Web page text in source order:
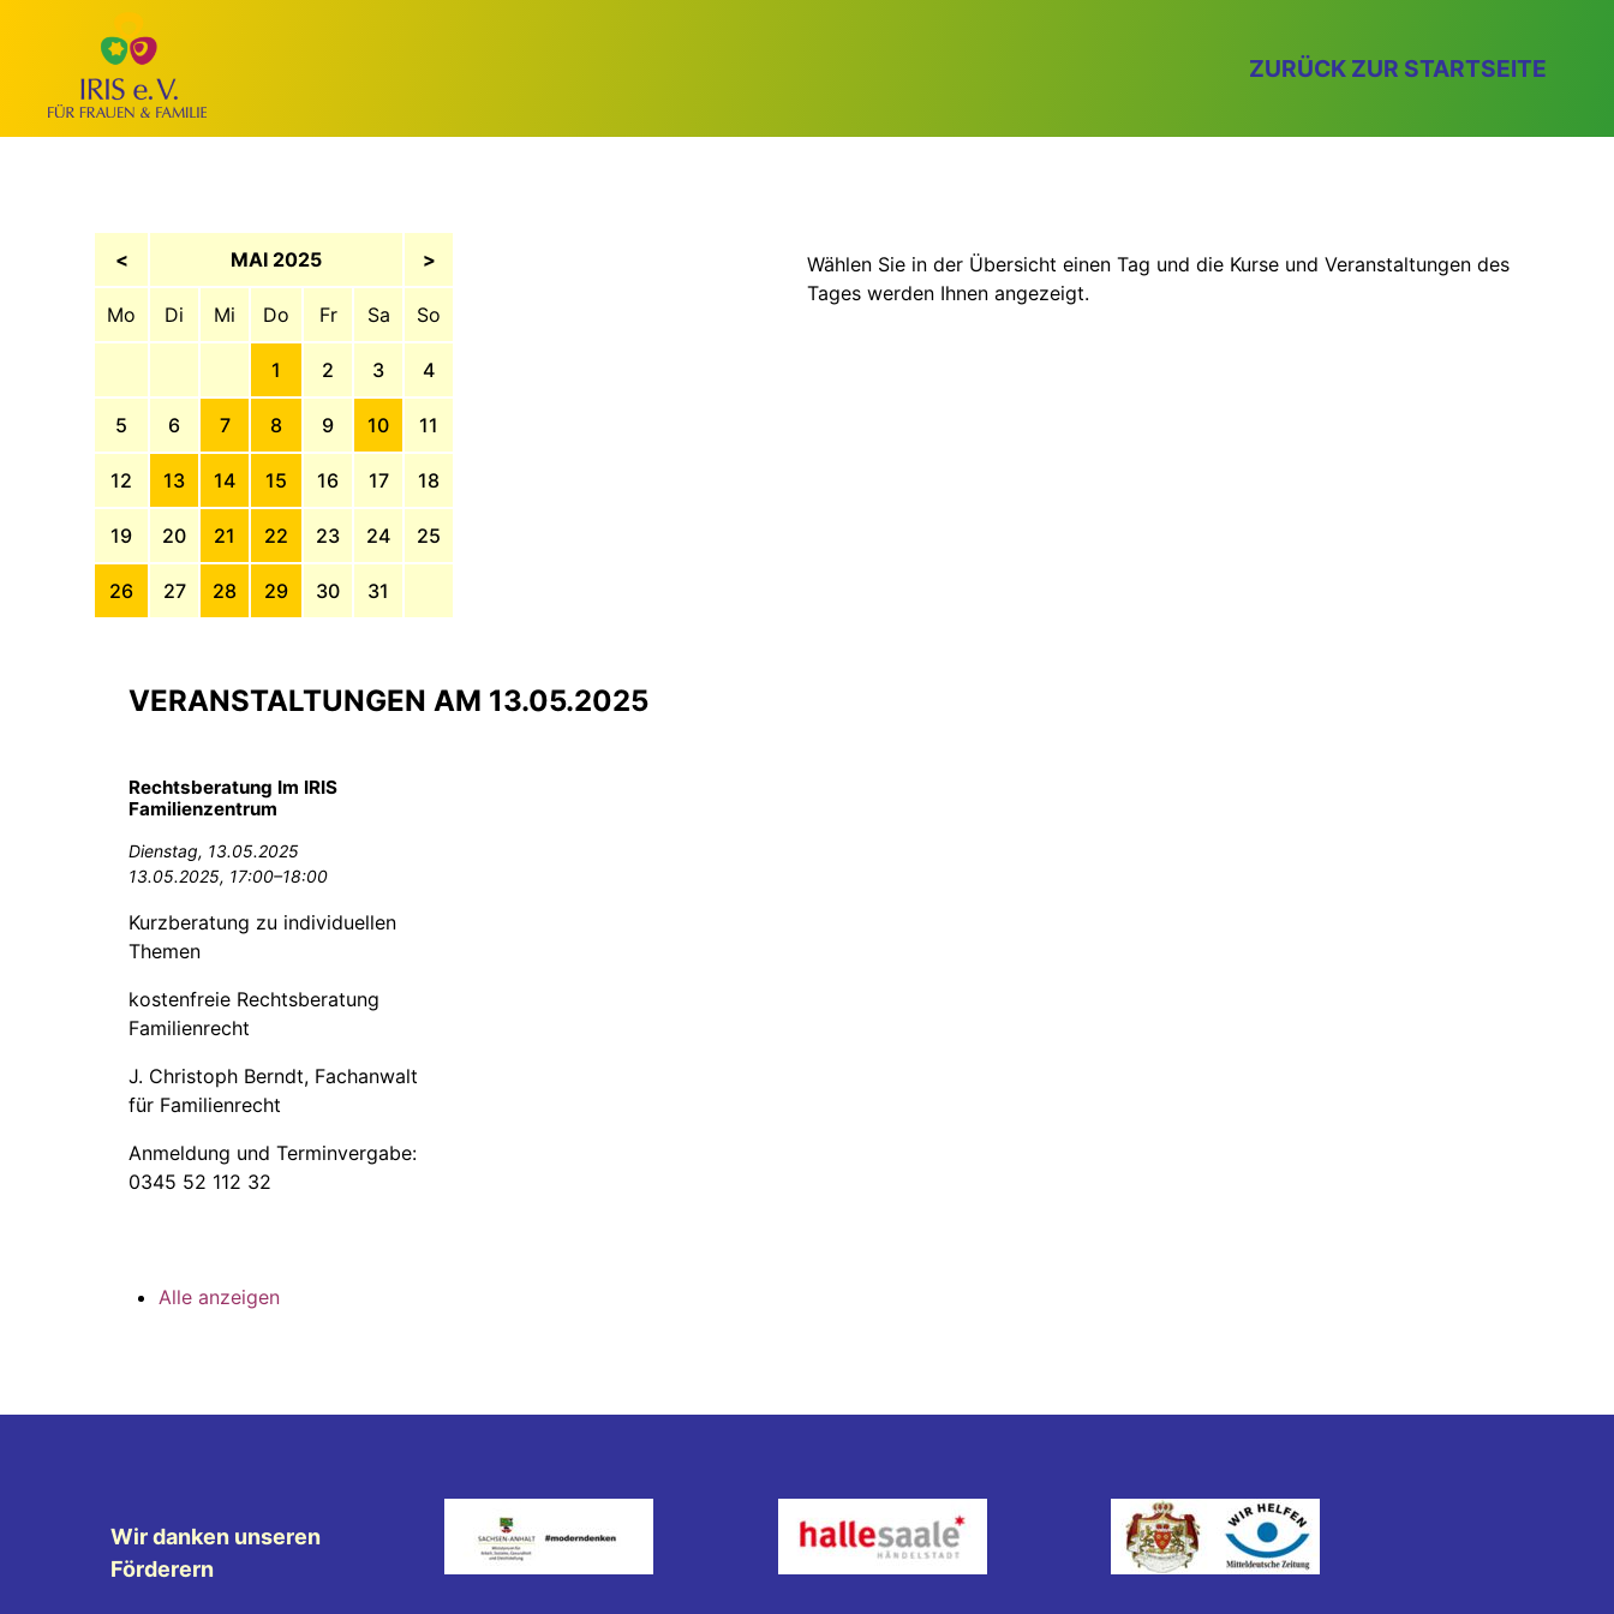
ZURÜCK ZUR STARTSEITE
< MAI 2025 >
Mo Di Mi Do Fr Sa So
1 2 3 4
5 6 7 8 9 10 11
12 13 14 15 16 17 18
19 20 21 22 23 24 25
26 27 28 29 30 31
Wählen Sie in der Übersicht einen Tag und die Kurse und Veranstaltungen des
Tages werden Ihnen angezeigt.
VERANSTALTUNGEN AM 13.05.2025
Rechtsberatung Im IRIS
Familienzentrum
Dienstag, 13.05.2025
13.05.2025, 17:00–18:00
Kurzberatung zu individuellen
Themen
kostenfreie Rechtsberatung
Familienrecht
J. Christoph Berndt, Fachanwalt
für Familienrecht
Anmeldung und Terminvergabe:
0345 52 112 32
Alle anzeigen
Wir danken unseren
Förderern